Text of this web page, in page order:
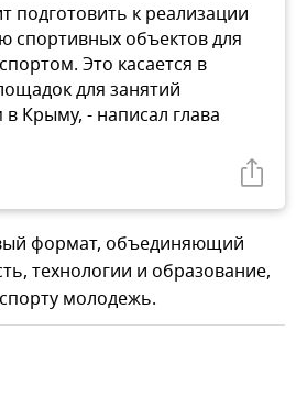
подготовить к реализации
спортивных объектов для
Это касается в
для занятий
Крыму, - написал глава
формат, объединяющий
технологии и образование,
молодежь.